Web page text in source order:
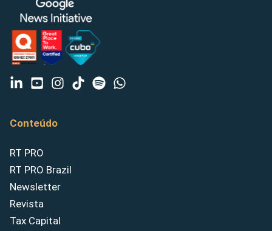
Conteúdo
RT PRO
RT PRO Brazil
Newsletter
Revista
Tax Capital